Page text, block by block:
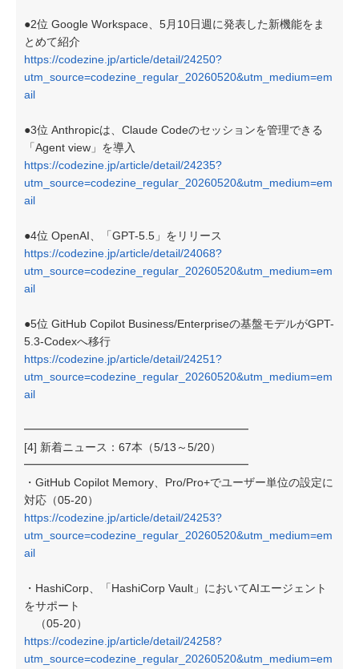
●2位 Google Workspace、5月10日週に発表した新機能をま
とめて紹介
https://codezine.jp/article/detail/24250?
utm_source=codezine_regular_20260520&utm_medium=em
ail
●3位 Anthropicは、Claude Codeのセッションを管理できる
「Agent view」を導入
https://codezine.jp/article/detail/24235?
utm_source=codezine_regular_20260520&utm_medium=em
ail
●4位 OpenAI、「GPT-5.5」をリリース
https://codezine.jp/article/detail/24068?
utm_source=codezine_regular_20260520&utm_medium=em
ail
●5位 GitHub Copilot Business/Enterpriseの基盤モデルがGPT-
5.3-Codexへ移行
https://codezine.jp/article/detail/24251?
utm_source=codezine_regular_20260520&utm_medium=em
ail
━━━━━━━━━━━━━━━━━━━━
[4] 新着ニュース：67本（5/13～5/20）
━━━━━━━━━━━━━━━━━━━━
・GitHub Copilot Memory、Pro/Pro+でユーザー単位の設定に
対応（05-20）
https://codezine.jp/article/detail/24253?
utm_source=codezine_regular_20260520&utm_medium=em
ail
・HashiCorp、「HashiCorp Vault」においてAIエー​​ジェント
をサポート
（05-20）
https://codezine.jp/article/detail/24258?
utm_source=codezine_regular_20260520&utm_medium=em